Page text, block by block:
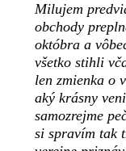
Milujem
obchody
októbra a
všetko stihli
len zmienka o
aký krásny
samozrejme
si spravím tak